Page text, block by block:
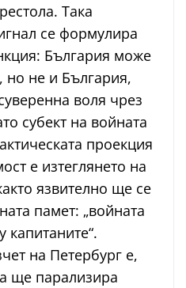
Така
се формулира
България може
но не и България,
воля чрез
субект на войната
проекция
е изтеглянето на
язвително ще се
памет: „войната
капитаните“.
на Петербург е,
ще парализира